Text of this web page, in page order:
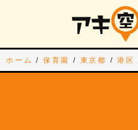
ホーム / 保育園 / 東京都 /港区